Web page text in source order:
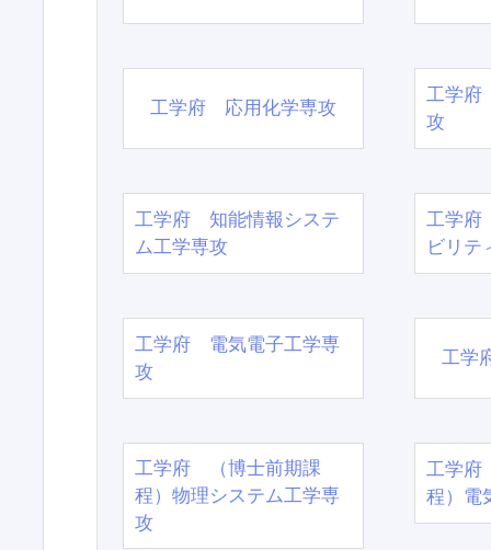
工学府 応用化学専攻
工学府
攻
工学府 知能情報システ
ム工学専攻
工学府
ビリテ
工学府 電気電子工学専
攻
工学
工学府 （博士前期課
程）物理システム工学専
攻
工学
程）電